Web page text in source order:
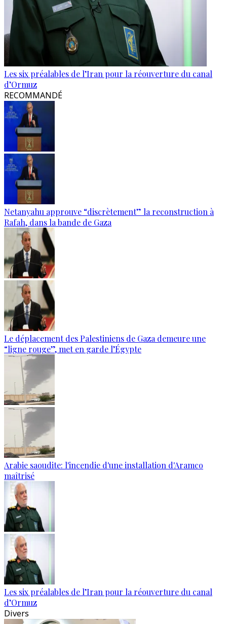
Les six préalables de l’Iran pour la réouverture du canal
d’Ormuz
RECOMMANDÉ
Netanyahu approuve “discrètement” la reconstruction à
Rafah, dans la bande de Gaza
Le déplacement des Palestiniens de Gaza demeure une
“ligne rouge”, met en garde l’Égypte
Arabie saoudite: l'incendie d'une installation d'Aramco
maîtrisé
Les six préalables de l’Iran pour la réouverture du canal
d’Ormuz
Divers